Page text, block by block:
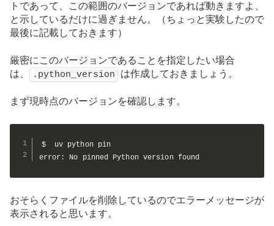
トであって、この範囲のバージョンであれば動きますよ、
と示しているだけに過ぎません。（ちょっと実験したので
最後に記載しておきます）
厳密にこのバージョンであることを指定したい場合
は、
.python_version は作成しておきましょう。
まず現時点のバージョンを確認します。
$  uv python pin
error: No pinned Python version found
おそらくファイルを削除しているのでエラーメッセージが
表示されると思います。